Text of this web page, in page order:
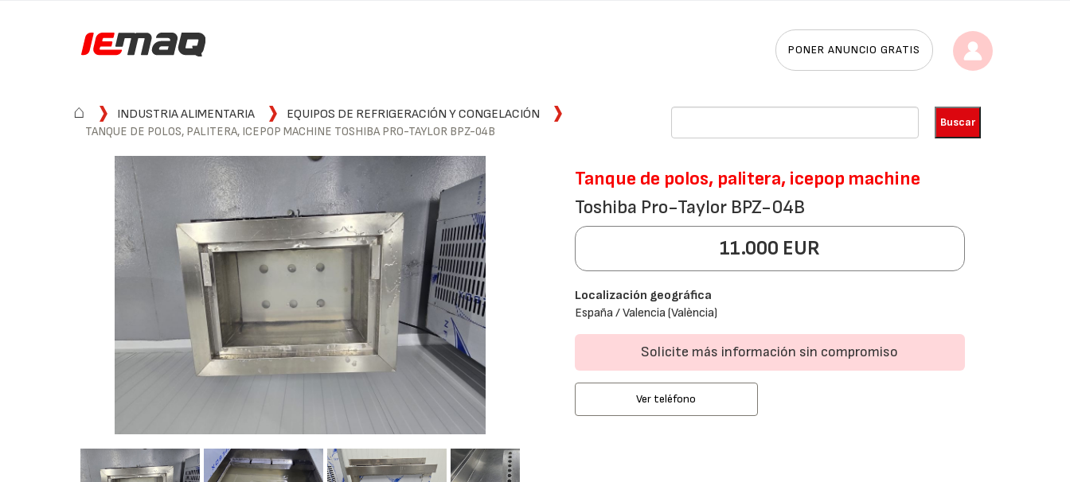
PONER ANUNCIO GRATIS
⌂ INDUSTRIA ALIMENTARIA
EQUIPOS DE REFRIGERACIÓN Y CONGELACIÓN
TANQUE DE POLOS, PALITERA, ICEPOP MACHINE TOSHIBA PRO-TAYLOR BPZ-04B
Tanque de polos, palitera, icepop machine
Toshiba Pro-Taylor BPZ-04B
11.000 EUR
Localización geográfica
España / Valencia (València)
Solicite más información sin compromiso
Ver teléfono